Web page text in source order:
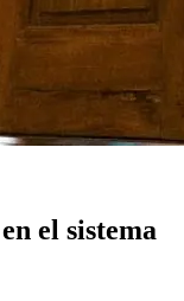
el sistema